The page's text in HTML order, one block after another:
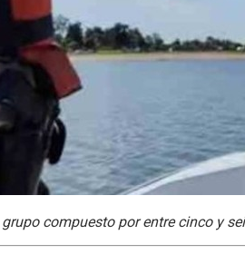
compuesto por entre cinco y